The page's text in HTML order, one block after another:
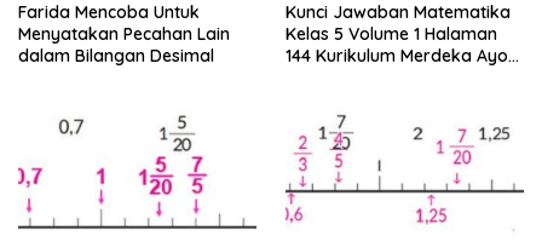
Farida Mencoba Untuk
Menyatakan Pecahan Lain
dalam Bilangan Desimal
Kunci Jawaban Matematika
Kelas 5 Volume 1 Halaman
144 Kurikulum Merdeka Ayo